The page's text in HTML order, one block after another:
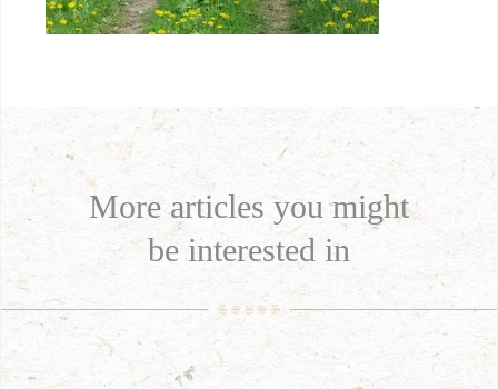
More articles you might
be interested in